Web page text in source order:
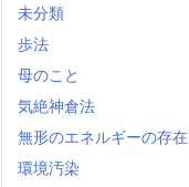
未分類
歩法
母のこと
気絶神倉法
無形のエネルギーの存在
環境汚染